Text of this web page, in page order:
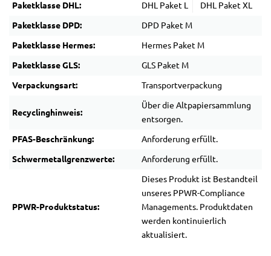
Paketklasse DHL: DHL Paket L DHL Paket XL
Paketklasse DPD: DPD Paket M
Paketklasse Hermes: Hermes Paket M
Paketklasse GLS: GLS Paket M
Verpackungsart: Transportverpackung
Recyclinghinweis:
Über die Altpapiersammlung
entsorgen.
PFAS-Beschränkung: Anforderung erfüllt.
Schwermetallgrenzwerte: Anforderung erfüllt.
PPWR-Produktstatus:
Dieses Produkt ist Bestandteil
unseres PPWR-Compliance
Managements. Produktdaten
werden kontinuierlich
aktualisiert.